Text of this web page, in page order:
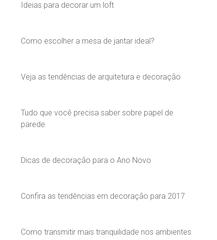
Ideias para decorar um loft
Como escolher a mesa de jantar ideal?
Veja as tendências de arquitetura e decoração
Tudo que você precisa saber sobre papel de
parede
Dicas de decoração para o Ano Novo
Confira as tendências em decoração para 2017
Como transmitir mais tranquilidade nos ambientes